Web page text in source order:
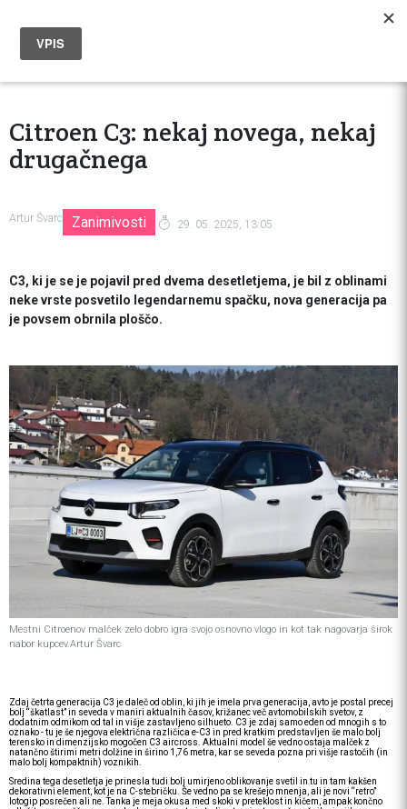
Citroen C3: nekaj novega, nekaj
drugačnega
Artur Švarc Zanimivosti 29. 05. 2025, 13:05
C3, ki je se je pojavil pred dvema desetletjema, je bil z oblinami
neke vrste posvetilo legendarnemu spačku, nova generacija pa
je povsem obrnila ploščo.
Mestni Citroenov malček zelo dobro igra svojo osnovno vlogo in kot tak nagovarja širok
nabor kupcev.Artur Švarc
Zdaj četrta generacija C3 je daleč od oblin, ki jih je imela prva generacija, avto je postal precej
bolj “škatlast” in seveda v maniri aktualnih časov, križanec več avtomobilskih svetov, z
dodatnim odmikom od tal in višje zastavljeno silhueto. C3 je zdaj samo eden od mnogih s to
oznako - tu je še njegova električna različica e-C3 in pred kratkim predstavljen še malo bolj
terensko in dimenzijsko mogočen C3 aircross. Aktualni model še vedno ostaja malček z
natančno štirimi metri dolžine in širino 1,76 metra, kar se seveda pozna pri višje rastočih (in
malo bolj kompaktnih) voznikih.
Sredina tega desetletja je prinesla tudi bolj umirjeno oblikovanje svetil in tu in tam kakšen
dekorativni element, kot je na C-stebričku. Še vedno pa se krešejo mnenja, ali je novi “retro”
lotogip posrečen ali ne. Tanka je meja okusa med skoki v preteklost in kičem, ampak končno